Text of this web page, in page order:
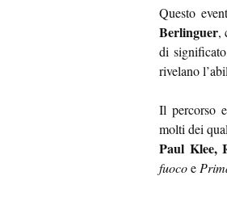
Questo
Berlinguer,
di
rivelano
Il percorso
molti dei
Paul Klee,
fuocoe